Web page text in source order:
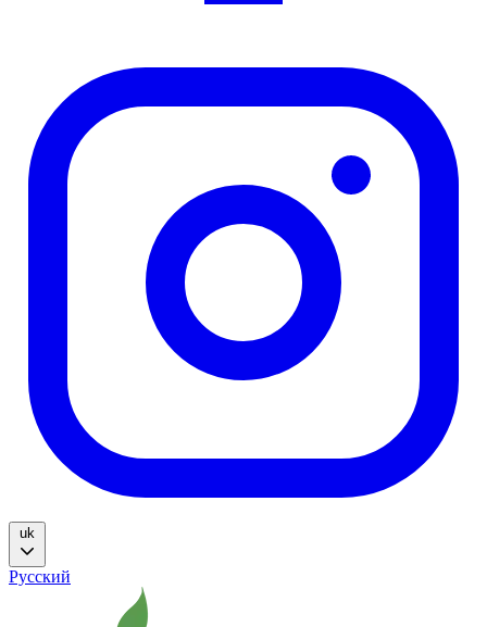
uk
Русский